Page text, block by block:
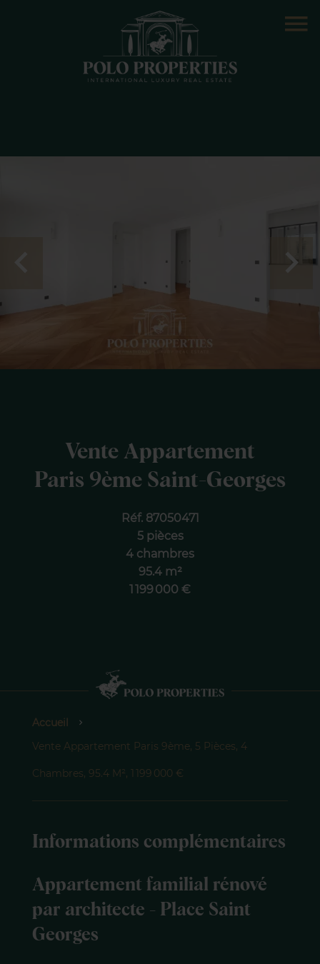
Vente Appartement
Paris 9ème Saint-Georges
Réf. 87050471
5 pièces
4 chambres
95.4 m²
1 199 000 €
Accueil
Vente Appartement Paris 9ème, 5 Pièces, 4
Chambres, 95.4 M², 1 199 000 €
Informations complémentaires
Appartement familial rénové
par architecte - Place Saint
Georges